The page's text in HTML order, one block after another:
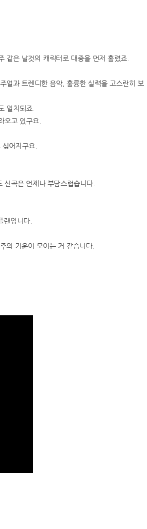
같은 날것의 캐릭터로 대중을 먼저 홀렸죠.
얼과 트렌디한 음악, 훌륭한 실력을 고스란히 보
일치되죠.
오고 있구요.
어지구요.
곡은 언제나 부담스럽습니다.
랜입니다.
의 기운이 모이는 거 같습니다.